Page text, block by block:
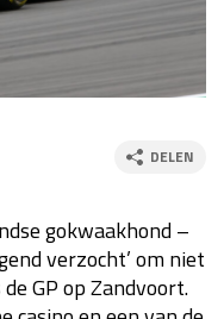
za 23:00 - 00:00
zo 21:00 - 23:00
DELEN
gokwaakhond –
verzocht’ om niet
GP op Zandvoort.